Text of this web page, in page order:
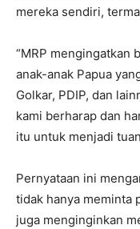
mereka sendiri,
“MRP mengingatkan
anak-anak Papua
Golkar, PDIP, dan
kami berharap dan
itu untuk menjadi
Pernyataan ini
tidak hanya meminta
juga menginginkan